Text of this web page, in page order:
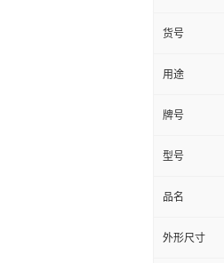
货号
用途
牌号
型号
品名
外形尺寸